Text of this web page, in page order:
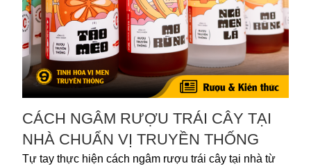
CÁCH NGÂM RƯỢU TRÁI CÂY TẠI
NHÀ CHUẨN VỊ TRUYỀN THỐNG
Tự tay thực hiện cách ngâm rượu trái cây tại nhà từ